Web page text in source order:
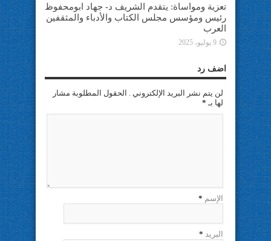
تعزية ومواساة: يتقدم الشريف د- جهاد ابومحفوظ
رئيس ومؤسس مجلس الكتاب والأدباء والمثقفين
العرب
9 يوليو، 2025
اضف رد
لن يتم نشر البريد الإلكتروني . الحقول المطلوبة مشار
لها بـ *
الإسم *
البريد *